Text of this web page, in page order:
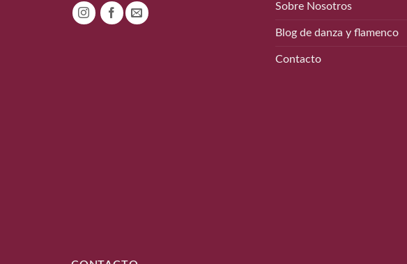
Sobre Nosotros
Blog de danza y flamenco
Contacto